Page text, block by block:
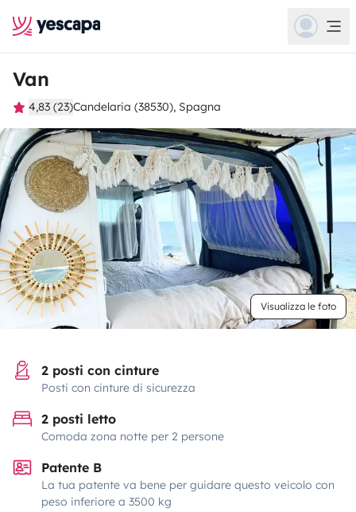
Van
4,83 (23)Candelaria (38530), Spagna
Visualizza le foto
2 posti con cinture
Posti con cinture di sicurezza
2 posti letto
Comoda zona notte per 2 persone
Patente B
La tua patente va bene per guidare questo veicolo con
peso inferiore a 3500 kg